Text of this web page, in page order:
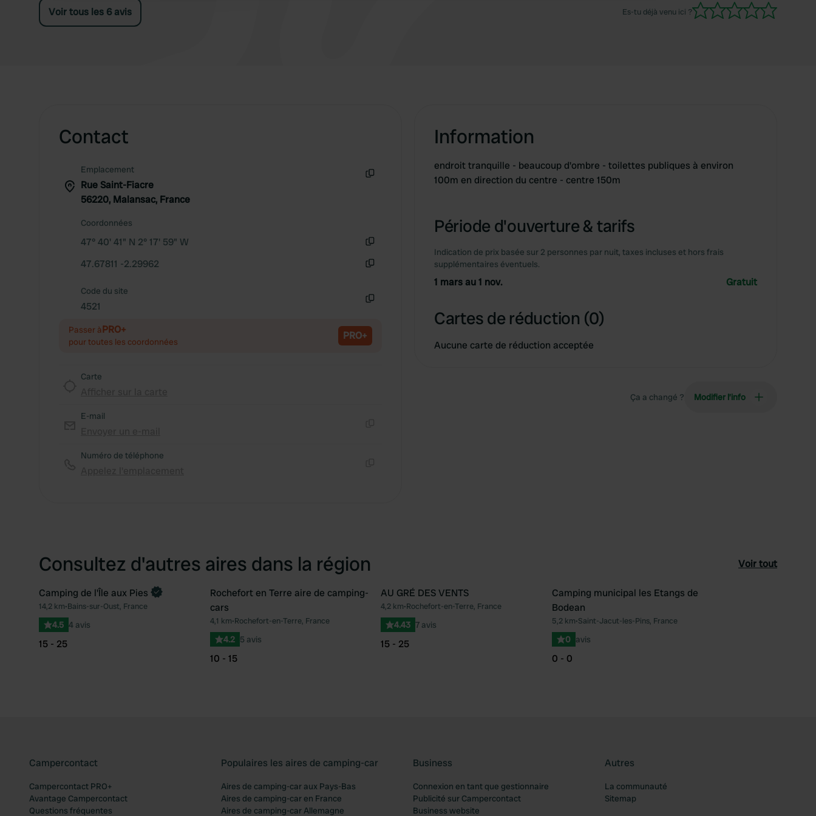
Voir tous les 6 avis Es-tu déjà venu ici ?
Contact
Emplacement
Rue Saint-Fiacre
56220, Malansac, France
Coordonnées
47° 40' 41" N 2° 17' 59" W
47.67811 -2.29962
Code du site
4521
Passer àPRO+
pour toutes les coordonnées PRO+
Carte
E-mail
Numéro de téléphone
Information
endroit tranquille - beaucoup d'ombre - toilettes publiques à environ
100m en direction du centre - centre 150m
Période d'ouverture & tarifs
Indication de prix basée sur 2 personnes par nuit, taxes incluses et hors frais
supplémentaires éventuels.
1 mars au 1 nov. Gratuit
Cartes de réduction (0)
Aucune carte de réduction acceptée
Ça a changé ? Modifier l’info
Consultez d'autres aires dans la région Voir tout
Préféré
Reserve maintenant
Camping de l'Île aux Pies
14,2 km•Bains-sur-Oust, France
4.5 4 avis
15 - 25
Préféré
Rochefort en Terre aire de camping-
cars
4,1 km•Rochefort-en-Terre, France
4.2 5 avis
10 - 15
Préféré
AU GRÉ DES VENTS
4,2 km•Rochefort-en-Terre, France
4.43 7 avis
15 - 25
Camping municipal les Etangs de
Bodean
5,2 km•Saint-Jacut-les-Pins, France
0 avis
0 - 0
Campercontact
Campercontact PRO+
Avantage Campercontact
Questions fréquentes
Populaires les aires de camping-car
Aires de camping-car aux Pays-Bas
Aires de camping-car en France
Aires de camping-car Allemagne
Business
Connexion en tant que gestionnaire
Publicité sur Campercontact
Business website
Autres
La communauté
Sitemap